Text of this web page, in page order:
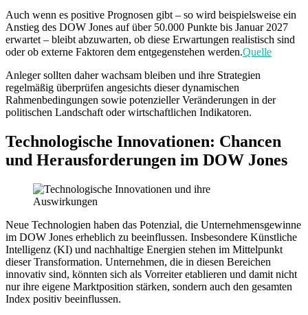
Auch wenn es positive Prognosen gibt – so wird beispielsweise ein
Anstieg des DOW Jones auf über 50.000 Punkte bis Januar 2027
erwartet – bleibt abzuwarten, ob diese Erwartungen realistisch sind
oder ob externe Faktoren dem entgegenstehen werden.Quelle
Anleger sollten daher wachsam bleiben und ihre Strategien
regelmäßig überprüfen angesichts dieser dynamischen
Rahmenbedingungen sowie potenzieller Veränderungen in der
politischen Landschaft oder wirtschaftlichen Indikatoren.
Technologische Innovationen: Chancen
und Herausforderungen im DOW Jones
Neue Technologien haben das Potenzial, die Unternehmensgewinne
im DOW Jones erheblich zu beeinflussen. Insbesondere Künstliche
Intelligenz (KI) und nachhaltige Energien stehen im Mittelpunkt
dieser Transformation. Unternehmen, die in diesen Bereichen
innovativ sind, könnten sich als Vorreiter etablieren und damit nicht
nur ihre eigene Marktposition stärken, sondern auch den gesamten
Index positiv beeinflussen.